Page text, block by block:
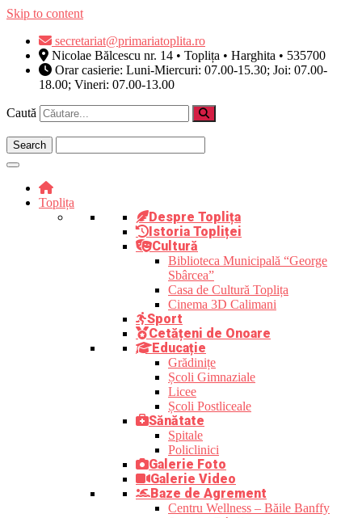
Skip to content
secretariat@primariatoplita.ro
Nicolae Bălcescu nr. 14 • Toplița • Harghita • 535700
Orar casierie: Luni-Miercuri: 07.00-15.30; Joi: 07.00-
18.00; Vineri: 07.00-13.00
Caută
Toplița
Despre Toplița
Istoria Topliței
Cultură
Biblioteca Municipală “George
Sbârcea”
Casa de Cultură Toplița
Cinema 3D Calimani
Sport
Cetățeni de Onoare
Educație
Grădinițe
Școli Gimnaziale
Licee
Școli Postliceale
Sănătate
Spitale
Policlinici
Galerie Foto
Galerie Video
Baze de Agrement
Centru Wellness – Băile Banffy